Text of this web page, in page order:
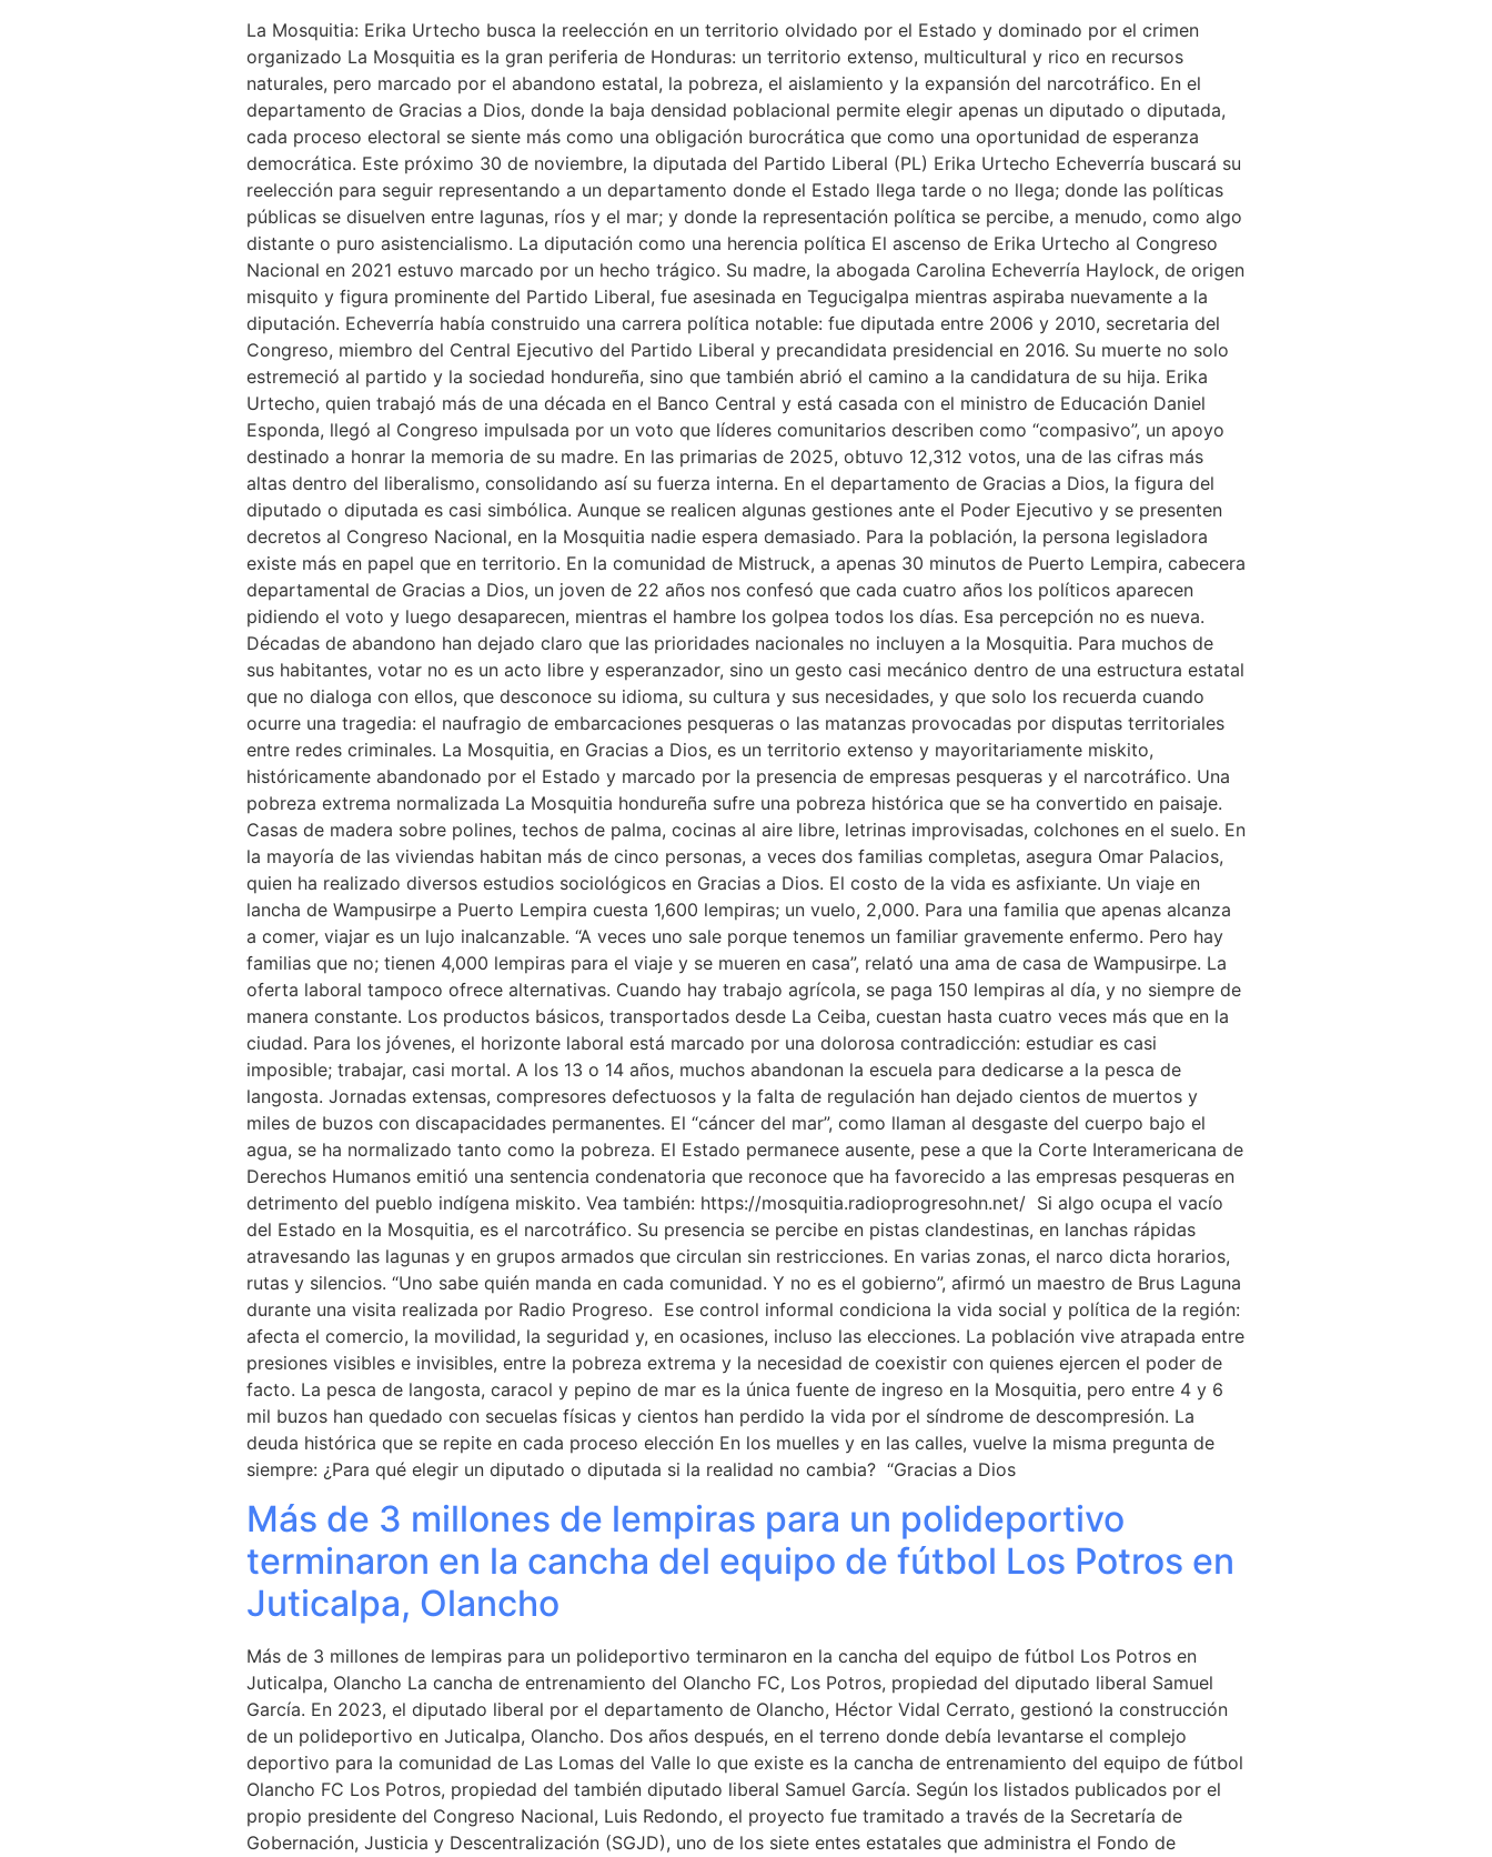
La Mosquitia: Erika Urtecho busca la reelección en un territorio olvidado por el Estado y dominado por el crimen
organizado La Mosquitia es la gran periferia de Honduras: un territorio extenso, multicultural y rico en recursos
naturales, pero marcado por el abandono estatal, la pobreza, el aislamiento y la expansión del narcotráfico. En el
departamento de Gracias a Dios, donde la baja densidad poblacional permite elegir apenas un diputado o diputada,
cada proceso electoral se siente más como una obligación burocrática que como una oportunidad de esperanza
democrática. Este próximo 30 de noviembre, la diputada del Partido Liberal (PL) Erika Urtecho Echeverría buscará su
reelección para seguir representando a un departamento donde el Estado llega tarde o no llega; donde las políticas
públicas se disuelven entre lagunas, ríos y el mar; y donde la representación política se percibe, a menudo, como algo
distante o puro asistencialismo. La diputación como una herencia política El ascenso de Erika Urtecho al Congreso
Nacional en 2021 estuvo marcado por un hecho trágico. Su madre, la abogada Carolina Echeverría Haylock, de origen
misquito y figura prominente del Partido Liberal, fue asesinada en Tegucigalpa mientras aspiraba nuevamente a la
diputación. Echeverría había construido una carrera política notable: fue diputada entre 2006 y 2010, secretaria del
Congreso, miembro del Central Ejecutivo del Partido Liberal y precandidata presidencial en 2016. Su muerte no solo
estremeció al partido y la sociedad hondureña, sino que también abrió el camino a la candidatura de su hija. Erika
Urtecho, quien trabajó más de una década en el Banco Central y está casada con el ministro de Educación Daniel
Esponda, llegó al Congreso impulsada por un voto que líderes comunitarios describen como “compasivo”, un apoyo
destinado a honrar la memoria de su madre. En las primarias de 2025, obtuvo 12,312 votos, una de las cifras más
altas dentro del liberalismo, consolidando así su fuerza interna. En el departamento de Gracias a Dios, la figura del
diputado o diputada es casi simbólica. Aunque se realicen algunas gestiones ante el Poder Ejecutivo y se presenten
decretos al Congreso Nacional, en la Mosquitia nadie espera demasiado. Para la población, la persona legisladora
existe más en papel que en territorio. En la comunidad de Mistruck, a apenas 30 minutos de Puerto Lempira, cabecera
departamental de Gracias a Dios, un joven de 22 años nos confesó que cada cuatro años los políticos aparecen
pidiendo el voto y luego desaparecen, mientras el hambre los golpea todos los días. Esa percepción no es nueva.
Décadas de abandono han dejado claro que las prioridades nacionales no incluyen a la Mosquitia. Para muchos de
sus habitantes, votar no es un acto libre y esperanzador, sino un gesto casi mecánico dentro de una estructura estatal
que no dialoga con ellos, que desconoce su idioma, su cultura y sus necesidades, y que solo los recuerda cuando
ocurre una tragedia: el naufragio de embarcaciones pesqueras o las matanzas provocadas por disputas territoriales
entre redes criminales. La Mosquitia, en Gracias a Dios, es un territorio extenso y mayoritariamente miskito,
históricamente abandonado por el Estado y marcado por la presencia de empresas pesqueras y el narcotráfico. Una
pobreza extrema normalizada La Mosquitia hondureña sufre una pobreza histórica que se ha convertido en paisaje.
Casas de madera sobre polines, techos de palma, cocinas al aire libre, letrinas improvisadas, colchones en el suelo. En
la mayoría de las viviendas habitan más de cinco personas, a veces dos familias completas, asegura Omar Palacios,
quien ha realizado diversos estudios sociológicos en Gracias a Dios. El costo de la vida es asfixiante. Un viaje en
lancha de Wampusirpe a Puerto Lempira cuesta 1,600 lempiras; un vuelo, 2,000. Para una familia que apenas alcanza
a comer, viajar es un lujo inalcanzable. “A veces uno sale porque tenemos un familiar gravemente enfermo. Pero hay
familias que no; tienen 4,000 lempiras para el viaje y se mueren en casa”, relató una ama de casa de Wampusirpe. La
oferta laboral tampoco ofrece alternativas. Cuando hay trabajo agrícola, se paga 150 lempiras al día, y no siempre de
manera constante. Los productos básicos, transportados desde La Ceiba, cuestan hasta cuatro veces más que en la
ciudad. Para los jóvenes, el horizonte laboral está marcado por una dolorosa contradicción: estudiar es casi
imposible; trabajar, casi mortal. A los 13 o 14 años, muchos abandonan la escuela para dedicarse a la pesca de
langosta. Jornadas extensas, compresores defectuosos y la falta de regulación han dejado cientos de muertos y
miles de buzos con discapacidades permanentes. El “cáncer del mar”, como llaman al desgaste del cuerpo bajo el
agua, se ha normalizado tanto como la pobreza. El Estado permanece ausente, pese a que la Corte Interamericana de
Derechos Humanos emitió una sentencia condenatoria que reconoce que ha favorecido a las empresas pesqueras en
detrimento del pueblo indígena miskito. Vea también: https://mosquitia.radioprogresohn.net/ Si algo ocupa el vacío
del Estado en la Mosquitia, es el narcotráfico. Su presencia se percibe en pistas clandestinas, en lanchas rápidas
atravesando las lagunas y en grupos armados que circulan sin restricciones. En varias zonas, el narco dicta horarios,
rutas y silencios. “Uno sabe quién manda en cada comunidad. Y no es el gobierno”, afirmó un maestro de Brus Laguna
durante una visita realizada por Radio Progreso. Ese control informal condiciona la vida social y política de la región:
afecta el comercio, la movilidad, la seguridad y, en ocasiones, incluso las elecciones. La población vive atrapada entre
presiones visibles e invisibles, entre la pobreza extrema y la necesidad de coexistir con quienes ejercen el poder de
facto. La pesca de langosta, caracol y pepino de mar es la única fuente de ingreso en la Mosquitia, pero entre 4 y 6
mil buzos han quedado con secuelas físicas y cientos han perdido la vida por el síndrome de descompresión. La
deuda histórica que se repite en cada proceso elección En los muelles y en las calles, vuelve la misma pregunta de
siempre: ¿Para qué elegir un diputado o diputada si la realidad no cambia? “Gracias a Dios
Más de 3 millones de lempiras para un polideportivo
terminaron en la cancha del equipo de fútbol Los Potros en
Juticalpa, Olancho
Más de 3 millones de lempiras para un polideportivo terminaron en la cancha del equipo de fútbol Los Potros en
Juticalpa, Olancho La cancha de entrenamiento del Olancho FC, Los Potros, propiedad del diputado liberal Samuel
García. En 2023, el diputado liberal por el departamento de Olancho, Héctor Vidal Cerrato, gestionó la construcción
de un polideportivo en Juticalpa, Olancho. Dos años después, en el terreno donde debía levantarse el complejo
deportivo para la comunidad de Las Lomas del Valle lo que existe es la cancha de entrenamiento del equipo de fútbol
Olancho FC Los Potros, propiedad del también diputado liberal Samuel García. Según los listados publicados por el
propio presidente del Congreso Nacional, Luis Redondo, el proyecto fue tramitado a través de la Secretaría de
Gobernación, Justicia y Descentralización (SGJD), uno de los siete entes estatales que administra el Fondo de